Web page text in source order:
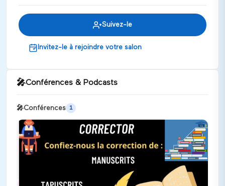
Suivez-le
Invitez-le à rejoindre votre salon
🎤Conférences & Podcasts
🎤Conférences 1